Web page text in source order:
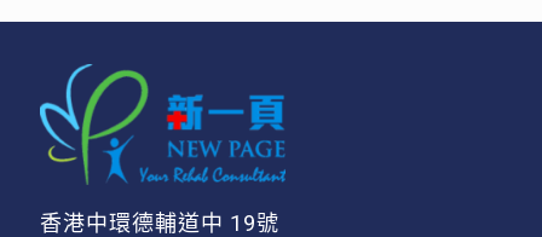
香港中環德輔道中 19號